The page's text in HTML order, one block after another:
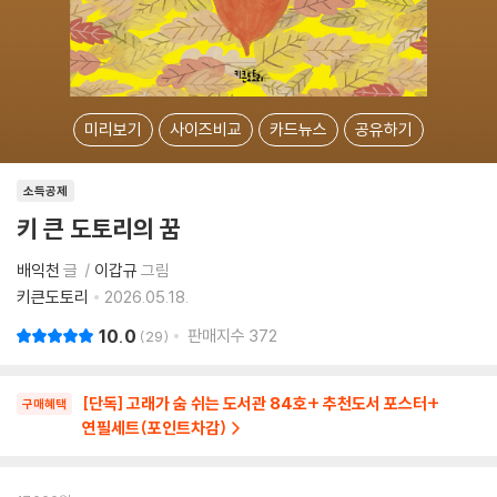
미리보기 사이즈비교 카드뉴스 공유하기
소득공제
키 큰 도토리의 꿈
배익천 글 이갑규 그림
키큰도토리
2026.05.18.
10.0 29 판매지수 372
구매혜택
[단독] 고래가 숨 쉬는 도서관 84호+ 추천도서 포스터+
연필세트(포인트차감)